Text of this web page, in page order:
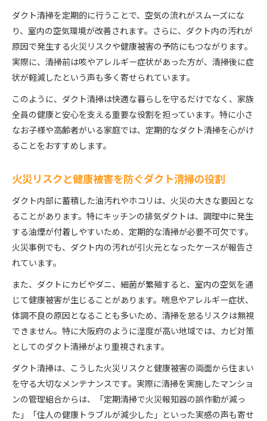
ダクト清掃の未実施がもたらす健康被害を防ぐ
ダクト清掃が悪臭や電気代増加を防ぐ理由とは
ダクト清掃の法的義務と大阪府のガイドライン
消防法と特定建築物維持管理の要点を解説
ダクト清掃の法的ポイントと管理組合の対応策
点検記録保管が重要なダクト清掃の法的根拠
ダクト清掃は何年ごとが適切か実例で解説
マンション居住者が知るべきダクト清掃の目安
生活スタイル別ダクト清掃の最適な頻度とは
建物の築年数別にみるダクト清掃頻度の考え方
大規模修繕と連動したダクト清掃計画の立て方
ダクト清掃計画を立てる際のポイントを徹底解説
ダクト清掃料金相場と見積もり依頼時の注意点
点検記録の管理が重要なダクト清掃計画の進め方
ダクト清掃を定期的に行うことで、空気の流れがスムーズにな
り、室内の空気環境が改善されます。さらに、ダクト内の汚れが
原因で発生する火災リスクや健康被害の予防にもつながります。
実際に、清掃前は咳やアレルギー症状があった方が、清掃後に症
状が軽減したという声も多く寄せられています。
このように、ダクト清掃は快適な暮らしを守るだけでなく、家族
全員の健康と安心を支える重要な役割を担っています。特に小さ
なお子様や高齢者がいる家庭では、定期的なダクト清掃を心がけ
ることをおすすめします。
火災リスクと健康被害を防ぐダクト清掃の役割
ダクト内部に蓄積した油汚れやホコリは、火災の大きな要因とな
ることがあります。特にキッチンの排気ダクトは、調理中に発生
する油煙が付着しやすいため、定期的な清掃が必要不可欠です。
火災事例でも、ダクト内の汚れが引火元となったケースが報告さ
れています。
また、ダクトにカビやダニ、細菌が繁殖すると、室内の空気を通
じて健康被害が生じることがあります。喘息やアレルギー症状、
体調不良の原因となることも多いため、清掃を怠るリスクは無視
できません。特に大阪府のように湿度が高い地域では、カビ対策
としてのダクト清掃がより重視されます。
ダクト清掃は、こうした火災リスクと健康被害の両面から住まい
を守る大切なメンテナンスです。実際に清掃を実施したマンショ
ンの管理組合からは、「定期清掃で火災報知器の誤作動が減っ
た」「住人の健康トラブルが減少した」といった実感の声も寄せ